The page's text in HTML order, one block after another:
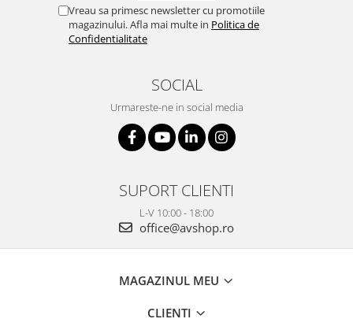
Vreau sa primesc newsletter cu promotiile
magazinului. Afla mai multe in Politica de
Confidentialitate
SOCIAL
Urmareste-ne in social media
SUPORT CLIENTI
L-V 10:00 - 18:00
office@avshop.ro
MAGAZINUL MEU
CLIENTI